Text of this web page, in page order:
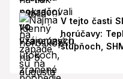
zranených
V tejto časti
horúčavy:
stupňoch,